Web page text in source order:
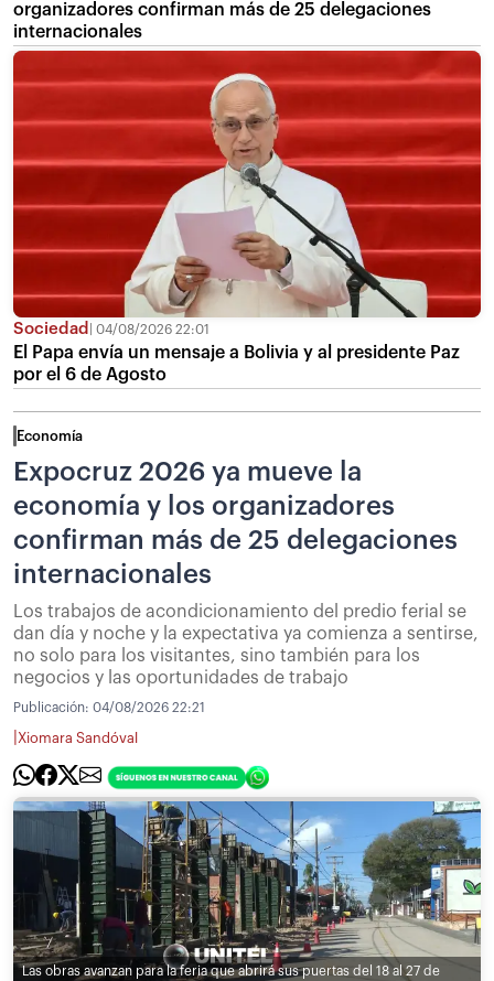
organizadores confirman más de 25 delegaciones
internacionales
Sociedad 04/08/2026 22:01
El Papa envía un mensaje a Bolivia y al presidente Paz
por el 6 de Agosto
Economía
Expocruz 2026 ya mueve la
economía y los organizadores
confirman más de 25 delegaciones
internacionales
Los trabajos de acondicionamiento del predio ferial se
dan día y noche y la expectativa ya comienza a sentirse,
no solo para los visitantes, sino también para los
negocios y las oportunidades de trabajo
Publicación: 04/08/2026 22:21
Xiomara Sandóval
Las obras avanzan para la feria que abrirá sus puertas del 18 al 27 de